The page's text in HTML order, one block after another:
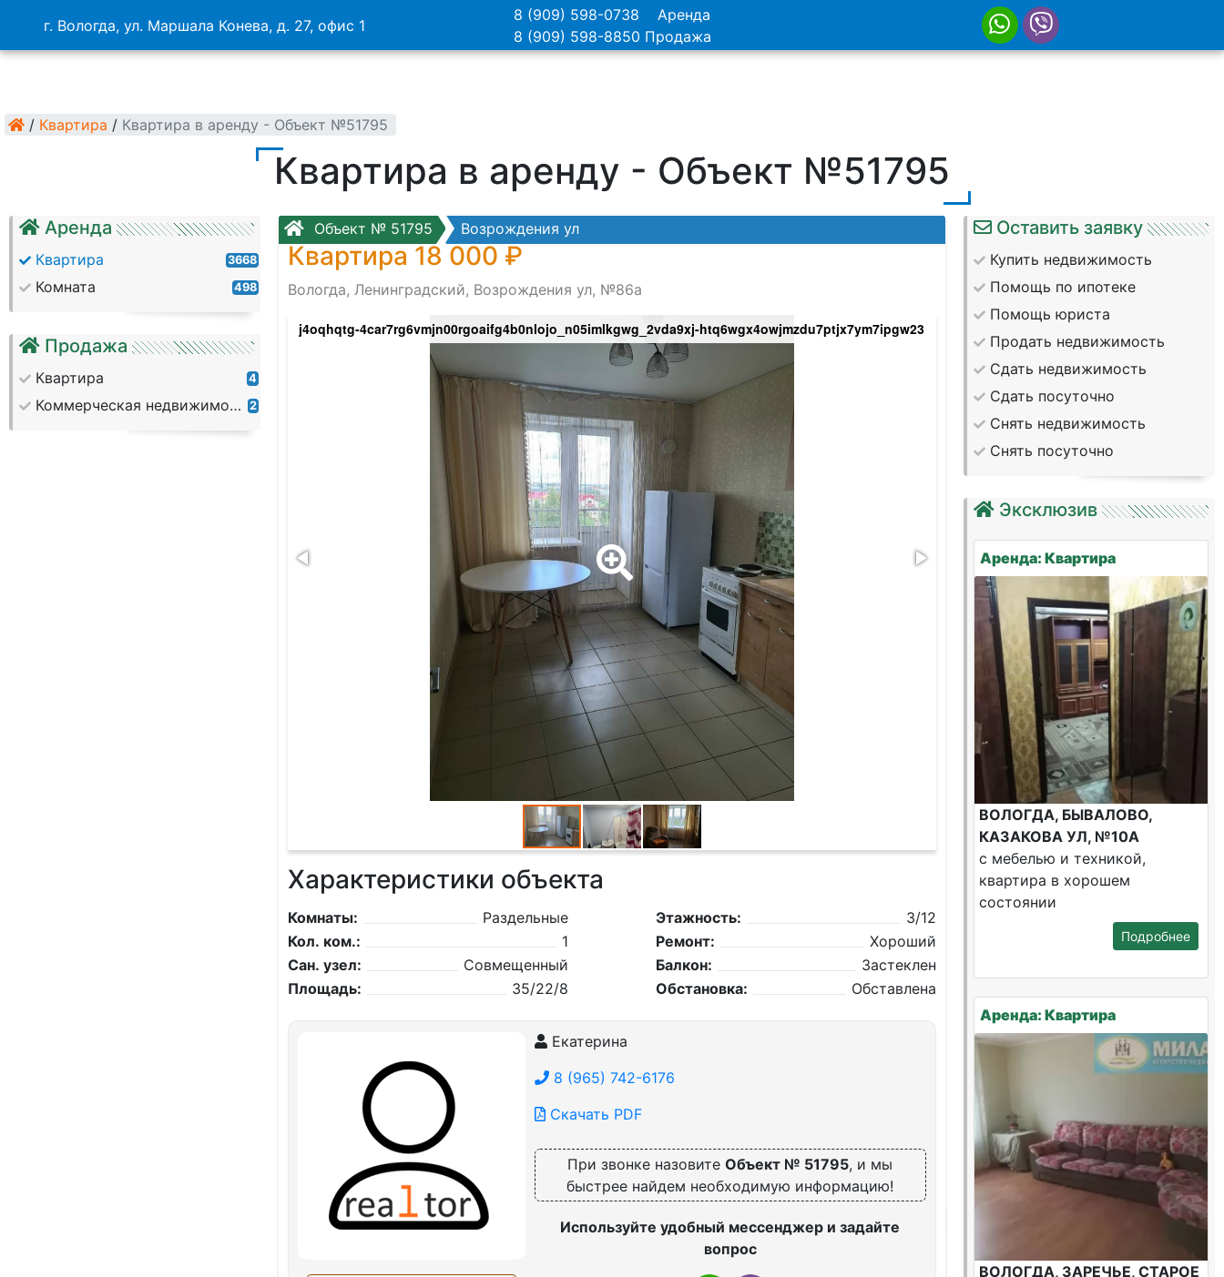
г. Вологда, ул. Маршала Конева, д. 27, офис 1
8 (909) 598-0738 Аренда
8 (909) 598-8850 Продажа
/ Квартира / Квартира в аренду - Объект №51795
Квартира в аренду - Объект №51795
Аренда
Квартира 3668
Комната 498
Продажа
Квартира 4
Коммерческая недвижимость 2
Объект № 51795 Возрождения ул
Квартира 18 000 ₽
Вологда, Ленинградский, Возрождения ул, №86а
j4oqhqtg-4car7rg6vmjn00rgoaifg4b0nlojo_n05imlkgwg_2vda9xj-htq6wgx4owjmzdu7ptjx7ym7ipgw23
Характеристики объекта
Комнаты:
Раздельные
Кол. ком.:
1
Сан. узел:
Совмещенный
Площадь:
35/22/8
Этажность:
3/12
Ремонт:
Хороший
Балкон:
Застеклен
Обстановка:
Обставлена
Екатерина
8 (965) 742-6176
Скачать PDF
При звонке назовитеОбъект № 51795, и мы
быстрее найдем необходимую информацию!
Используйте удобный мессенджер и задайте
вопрос
Оставить заявку
Купить недвижимость
Помощь по ипотеке
Помощь юриста
Продать недвижимость
Сдать недвижимость
Сдать посуточно
Снять недвижимость
Снять посуточно
Эксклюзив
Аренда: Квартира
ВОЛОГДА, БЫВАЛОВО,
КАЗАКОВА УЛ, №10А
с мебелью и техникой,
квартира в хорошем
состоянии
Подробнее
Аренда: Квартира
ВОЛОГДА, ЗАРЕЧЬЕ, СТАРОЕ